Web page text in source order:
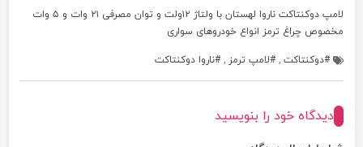
لامپ دوکنتاکت ناروا لهستان با ولتاژ ۱۲ولت و توان مصرفی ۲۱ وات و ۵ وات
مخصوص چراغ ترمز انواع خودروهای سواری
دوکنتاکت , لامپ ترمز , ناروا دوکنتاکت
دیدگاه خود را بنویسید